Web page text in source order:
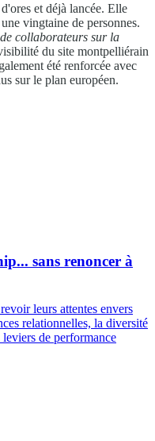
et déjà lancée. Elle
vingtaine de personnes.
collaborateurs sur la
du site montpelliérain
été renforcée avec
sur le plan européen.
sans renoncer à
leurs attentes envers
relationnelles, la diversité
de performance